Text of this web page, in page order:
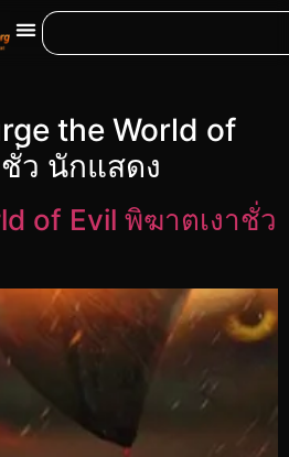
the World of
ว นักแสดง
of Evil พิฆาตเงาชั่ว